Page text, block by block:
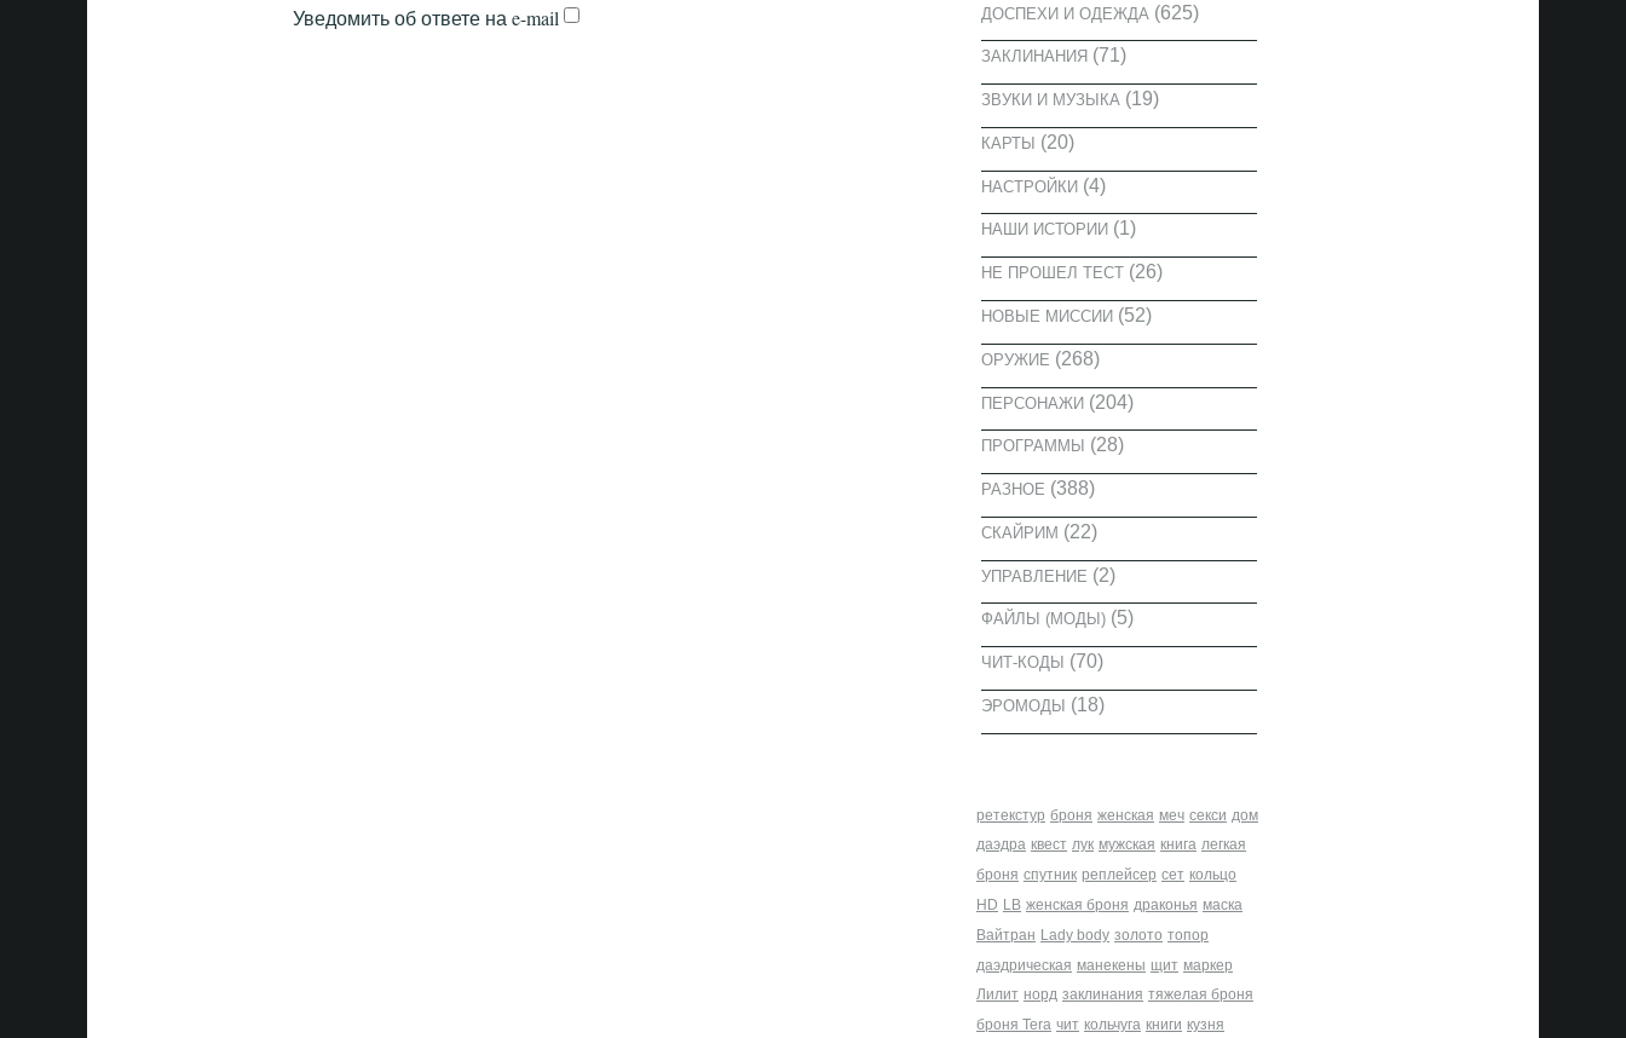
Уведомить об ответе на e-mail ДОСПЕХИ И ОДЕЖДА (625)
ЗАКЛИНАНИЯ(71)
ЗВУКИ И МУЗЫКА (19)
КАРТЫ (20)
НАСТРОЙКИ(4)
НАШИ ИСТОРИИ(1)
НЕ ПРОШЕЛ ТЕСТ(26)
НОВЫЕ МИССИИ(52)
ОРУЖИЕ (268)
ПЕРСОНАЖИ(204)
ПРОГРАММЫ (28)
РАЗНОЕ (388)
СКАЙРИМ (22)
УПРАВЛЕНИЕ (2)
ФАЙЛЫ (МОДЫ)(5)
ЧИТ-КОДЫ (70)
ЭРОМОДЫ (18)
ретекстур броня женская меч секси дом
даэдра квест лук мужская книга легкая
броня спутник реплейсер сет кольцо
HD LB женская броня драконья маска
Вайтран Lady body золото топор
даэдрическая манекены щит маркер
Лилит норд заклинания тяжелая броня
броня Tera чит кольчуга книги кузня